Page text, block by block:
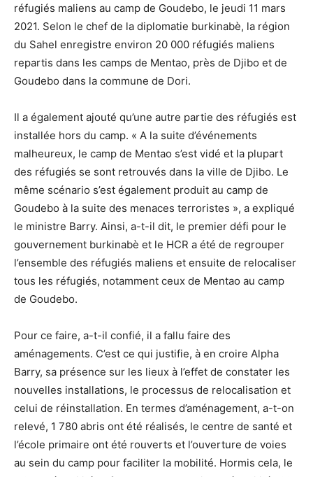
réfugiés maliens au camp de Goudebo, le jeudi 11 mars
2021. Selon le chef de la diplomatie burkinabè, la région
du Sahel enregistre environ 20 000 réfugiés maliens
repartis dans les camps de Mentao, près de Djibo et de
Goudebo dans la commune de Dori.
Il a également ajouté qu’une autre partie des réfugiés est
installée hors du camp. « A la suite d’événements
malheureux, le camp de Mentao s’est vidé et la plupart
des réfugiés se sont retrouvés dans la ville de Djibo. Le
même scénario s’est également produit au camp de
Goudebo à la suite des menaces terroristes », a expliqué
le ministre Barry. Ainsi, a-t-il dit, le premier défi pour le
gouvernement burkinabè et le HCR a été de regrouper
l’ensemble des réfugiés maliens et ensuite de relocaliser
tous les réfugiés, notamment ceux de Mentao au camp
de Goudebo.
Pour ce faire, a-t-il confié, il a fallu faire des
aménagements. C’est ce qui justifie, à en croire Alpha
Barry, sa présence sur les lieux à l’effet de constater les
nouvelles installations, le processus de relocalisation et
celui de réinstallation. En termes d’aménagement, a-t-on
relevé, 1 780 abris ont été réalisés, le centre de santé et
l’école primaire ont été rouverts et l’ouverture de voies
au sein du camp pour faciliter la mobilité. Hormis cela, le